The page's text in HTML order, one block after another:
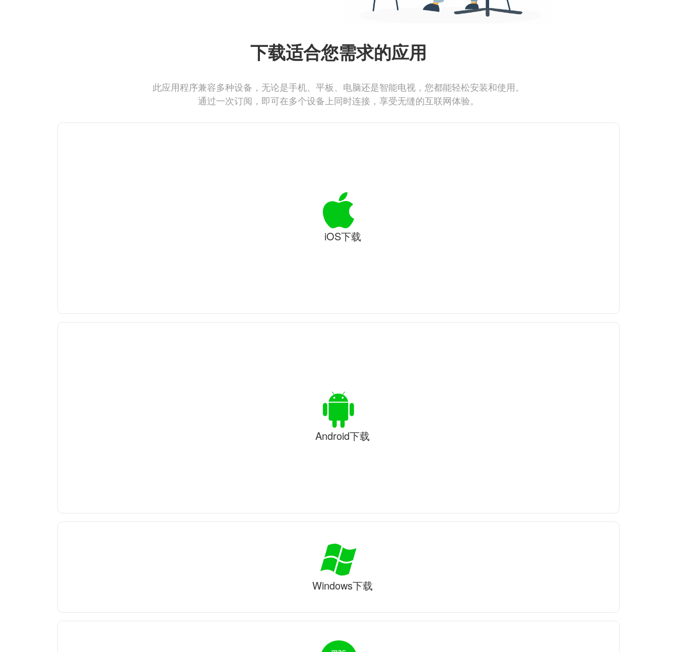
下载适合您需求的应用
此应用程序兼容多种设备，无论是手机、平板、电脑还是智能电视，您都能轻松安装和使用。
通过一次订阅，即可在多个设备上同时连接，享受无缝的互联网体验。
iOS下载
Android下载
Windows下载